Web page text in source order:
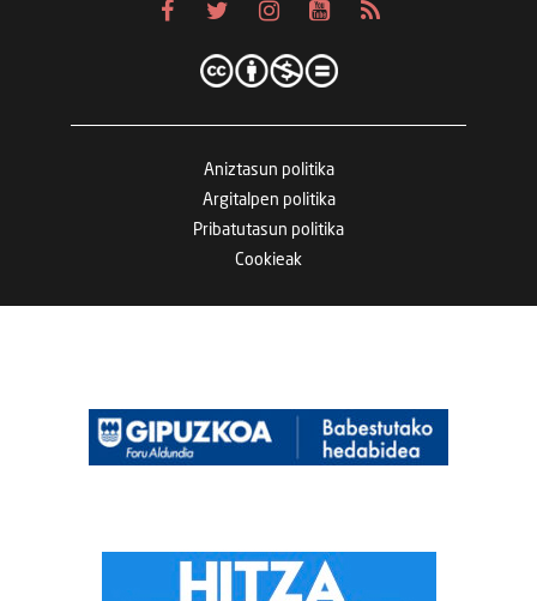
Aniztasun politika
Argitalpen politika
Pribatutasun politika
Cookieak